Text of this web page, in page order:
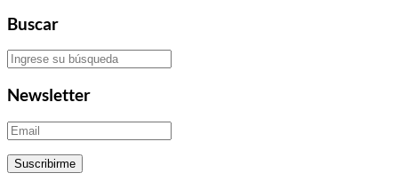
Buscar
Newsletter